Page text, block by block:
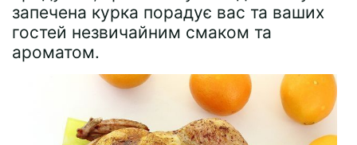
запечена курка порадує вас та ваших
гостей незвичайним смаком та
ароматом.